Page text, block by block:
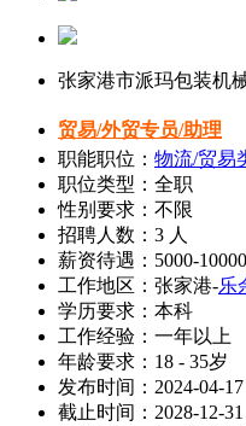
张家港市派玛包装机
贸易/外贸专员/助理
职能职位： 物流/贸易
职位类型：全职
性别要求：不限
招聘人数：3 人
薪资待遇：5000-
工作地区：张家港-乐
学历要求：本科
工作经验：一年以上
年龄要求：18 - 35岁
发布时间：2024-04-17
截止时间：2028-12-31